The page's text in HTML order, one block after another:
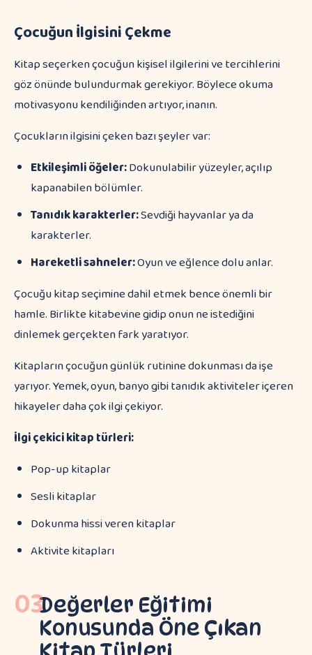
Çocuğun İlgisini Çekme
Kitap seçerken çocuğun kişisel ilgilerini ve tercihlerini
göz önünde bulundurmak gerekiyor. Böylece okuma
motivasyonu kendiliğinden artıyor, inanın.
Çocukların ilgisini çeken bazı şeyler var:
Etkileşimli öğeler:Dokunulabilir yüzeyler, açılıp
kapanabilen bölümler.
Tanıdık karakterler:Sevdiği hayvanlar ya da
karakterler.
Hareketli sahneler:Oyun ve eğlence dolu anlar.
Çocuğu kitap seçimine dahil etmek bence önemli bir
hamle. Birlikte kitabevine gidip onun ne istediğini
dinlemek gerçekten fark yaratıyor.
Kitapların çocuğun günlük rutinine dokunması da işe
yarıyor. Yemek, oyun, banyo gibi tanıdık aktiviteler içeren
hikayeler daha çok ilgi çekiyor.
İlgi çekici kitap türleri:
Pop-up kitaplar
Sesli kitaplar
Dokunma hissi veren kitaplar
Aktivite kitapları
03Değerler Eğitimi
Konusunda Öne Çıkan